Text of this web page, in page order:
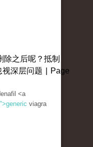
除之后呢？抵制
视深层问题 | Page
<a
viagra